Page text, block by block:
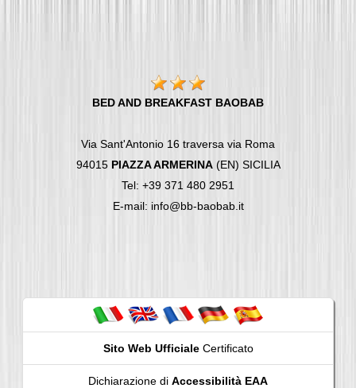
BED AND BREAKFAST BAOBAB
Via Sant'Antonio 16 traversa via Roma
94015 PIAZZA ARMERINA(EN) SICILIA
Tel: +39 371 480 2951
E-mail: info@bb-baobab.it
Sito Web UfficialeCertificato
Dichiarazione di Accessibilità EAA